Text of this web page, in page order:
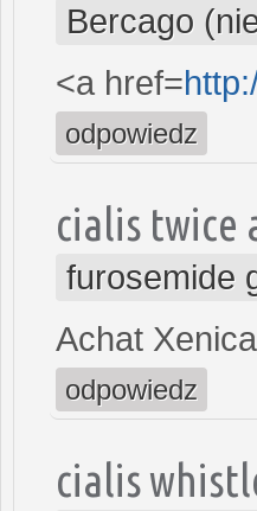
Bercago
<a href=
odpowiedz
cialis twice
furosemide
Achat
odpowiedz
cialis